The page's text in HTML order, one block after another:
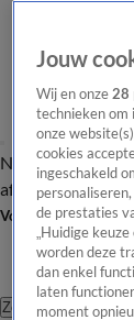
Nieuws van de
afleveringVideo's
Volg Nieuws van de
Zoeken
Jouw
Wij en onze28
technieken om
onze
cookies
ingeschakeld
de prestaties
„Huidige
worden deze
dan enkel
laten
moment